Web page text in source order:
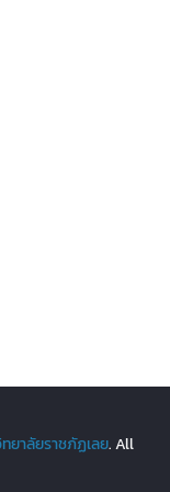
ยาลัยราชภัฏเลย. All